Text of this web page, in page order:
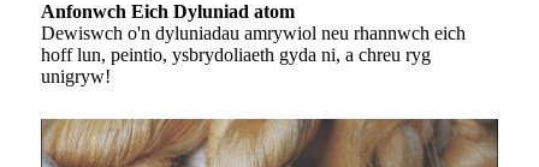
Anfonwch Eich Dyluniad atom
Dewiswch o'n dyluniadau amrywiol neu rhannwch eich
hoff lun, peintio, ysbrydoliaeth gyda ni, a chreu ryg
unigryw!